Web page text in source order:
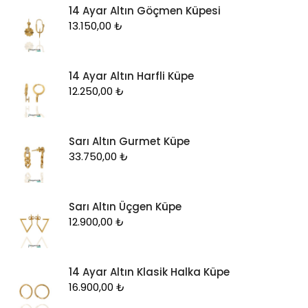
14 Ayar Altın Göçmen Küpesi
13.150,00 ₺
14 Ayar Altın Harfli Küpe
12.250,00 ₺
Sarı Altın Gurmet Küpe
33.750,00 ₺
Sarı Altın Üçgen Küpe
12.900,00 ₺
14 Ayar Altın Klasik Halka Küpe
16.900,00 ₺